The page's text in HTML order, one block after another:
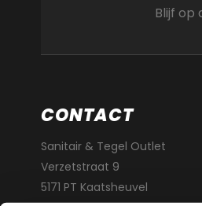
Blijf op
CONTACT
Sanitair & Tegel Outlet
Verzetstraat 9
5171 PT Kaatsheuvel